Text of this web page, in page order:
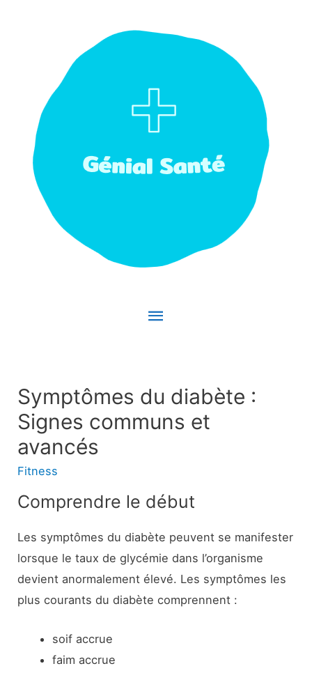
Menu
Symptômes du diabète :
Signes communs et
avancés
Fitness
Comprendre le début
Les symptômes du diabète peuvent se manifester
lorsque le taux de glycémie dans l’organisme
devient anormalement élevé. Les symptômes les
plus courants du diabète comprennent :
soif accrue
faim accrue